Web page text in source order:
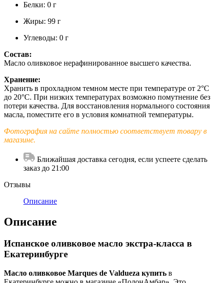
Белки: 0 г
Жиры: 99 г
Углеводы: 0 г
Состав:
Масло оливковое нерафинированное высшего качества.
Хранение:
Хранить в прохладном темном месте при температуре от 2°С
до 20°С. При низких температурах возможно помутнение без
потери качества. Для восстановления нормального состояния
масла, поместите его в условия комнатной температуры.
Фотография на сайте полностью соответствует товару в
магазине.
Ближайшая доставка сегодня, если успеете сделать
заказ до 21:00
Отзывы
Описание
Описание
Испанское оливковое масло экстра-класса в
Екатеринбурге
Масло оливковое Marques de Valdueza купить в